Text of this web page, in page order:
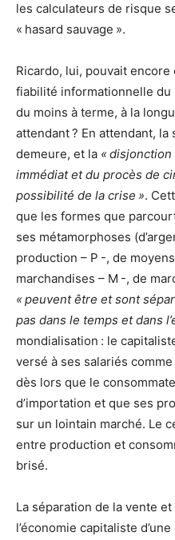
les calculateurs de risque
« hasard sauvage ».
Ricardo, lui, pouvait
fiabilité informationnelle du
du moins à terme, à la
attendant ? En attendant,
demeure, et la «
immédiat et du procès de
possibilité de la crise ».
que les formes que
ses métamorphoses
production – P -, de
marchandises – M -, de
« peuvent être et sont
pas dans le temps et dans
mondialisation : le
versé à ses salariés
dès lors que le
d’importation et que ses
sur un lointain marché. Le
entre production et
brisé.
La séparation de la vente et
l’économie capitaliste